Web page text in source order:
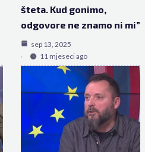
šteta. Kud gonimo,
odgovore ne znamo ni mi”
sep 13, 2025
11 mjeseci ago